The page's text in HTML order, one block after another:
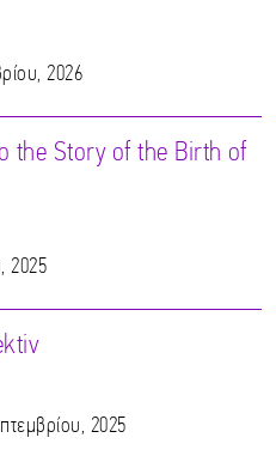
2026
the Story of the Birth of
2025
2025